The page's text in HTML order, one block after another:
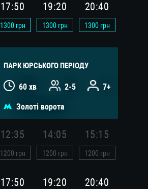
17:50
1300грн
19:20
1300грн
20:40
1300грн
ПАРК ЮРСЬКОГО ПЕРІОДУ
60 хв 2-5 7+
Золоті ворота
12:35
1200 грн
14:05
1200 грн
15:15
1200 грн
17:50 19:20 20:40